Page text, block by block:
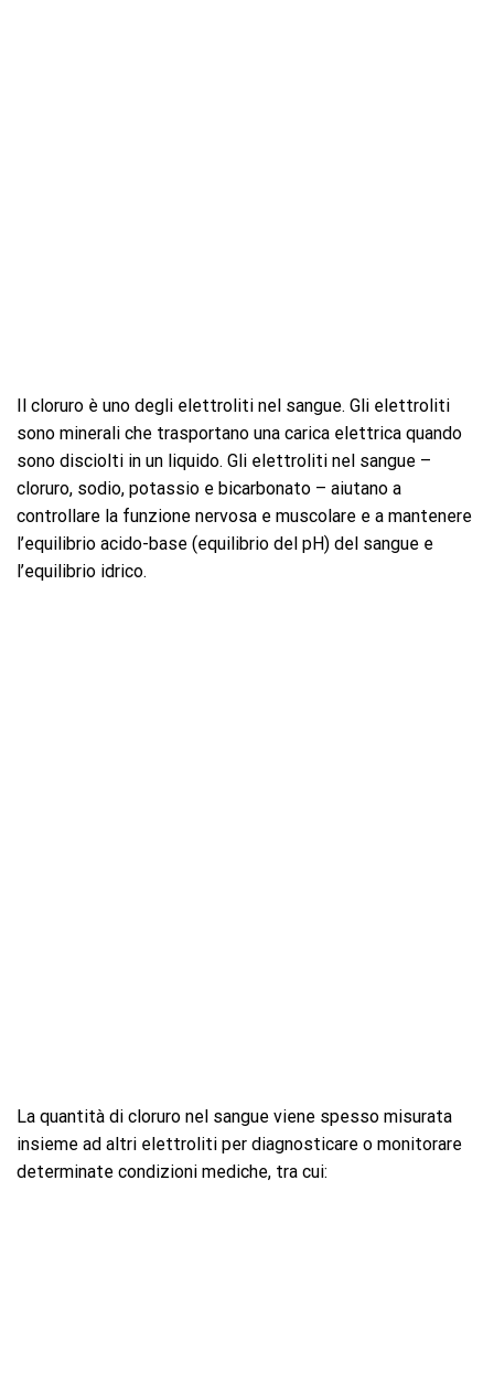
Il cloruro è uno degli elettroliti nel sangue. Gli elettroliti
sono minerali che trasportano una carica elettrica quando
sono disciolti in un liquido. Gli elettroliti nel sangue –
cloruro, sodio, potassio e bicarbonato – aiutano a
controllare la funzione nervosa e muscolare e a mantenere
l’equilibrio acido-base (equilibrio del pH) del sangue e
l’equilibrio idrico.
La quantità di cloruro nel sangue viene spesso misurata
insieme ad altri elettroliti per diagnosticare o monitorare
determinate condizioni mediche, tra cui: